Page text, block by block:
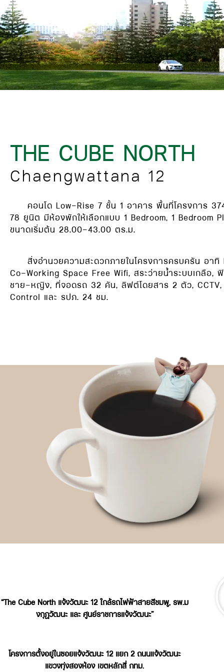
THE CUBE NORTH
Chaengwattana 12
คอนโด Low-Rise 7 ชั้น 1 อาคาร พื้นที่โครงการ
78 ยูนิต มีห้องพักให้เลือกแบบ 1 Bedroom, 1 Bedroom
ขนาดเริ่มต้น 28.00-43.00 ตร.ม.
สิ่งอำนวยความสะดวกภายในโครงการครบครัน อาทิ
Co-Working Space Free Wifi, สระว่ายน้ำระบบเกลือ,
ชาย-หญิง, ที่จอดรถ 32 คัน, ลิฟต์โดยสาร 2 ตัว, CCTV,
Control และ รปภ. 24 ชม.
“The Cube North แจ้งวัฒนะ 12 ใกล้รถไฟฟ้าสายสีชมพู, รพ.ม
งกุฏวัฒนะ และ ศูนย์ราชการแจ้งวัฒนะ”
โครงการตั้งอยู่ในซอยแจ้งวัฒนะ 12 แยก 2 ถนนแจ้งวัฒนะ
แขวงทุ่งสองห้อง เขตหลักสี่ กทม.